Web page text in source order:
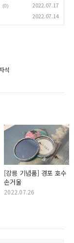
(0) 2022.07.17
2022.07.14
석
[강릉 기념품] 경포 호수
손거울
2022.07.26